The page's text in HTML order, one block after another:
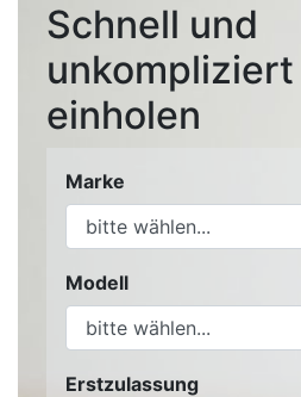
Schnell und
einholen
Marke
Modell
Erstzulassung